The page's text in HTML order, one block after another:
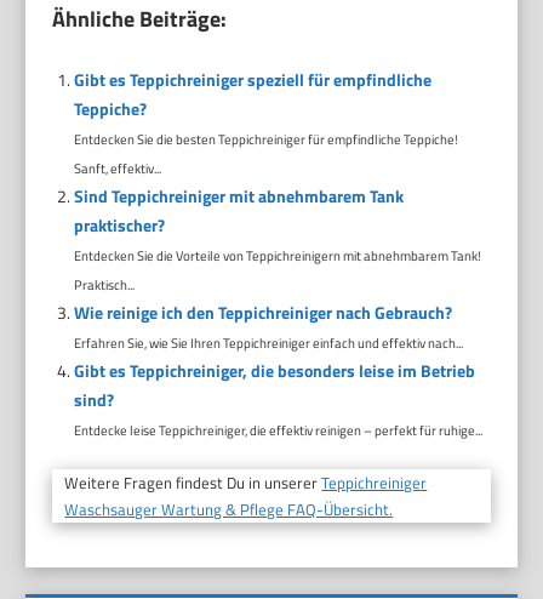
Ähnliche Beiträge:
Gibt es Teppichreiniger speziell für empfindliche
Teppiche?
Entdecken Sie die besten Teppichreiniger für empfindliche Teppiche!
Sanft, effektiv...
Sind Teppichreiniger mit abnehmbarem Tank
praktischer?
Entdecken Sie die Vorteile von Teppichreinigern mit abnehmbarem Tank!
Praktisch...
Wie reinige ich den Teppichreiniger nach Gebrauch?
Erfahren Sie, wie Sie Ihren Teppichreiniger einfach und effektiv nach...
Gibt es Teppichreiniger, die besonders leise im Betrieb
sind?
Entdecke leise Teppichreiniger, die effektiv reinigen – perfekt für ruhige...
Weitere Fragen findest Du in unsererTeppichreiniger
Waschsauger Wartung & Pflege FAQ-Übersicht.